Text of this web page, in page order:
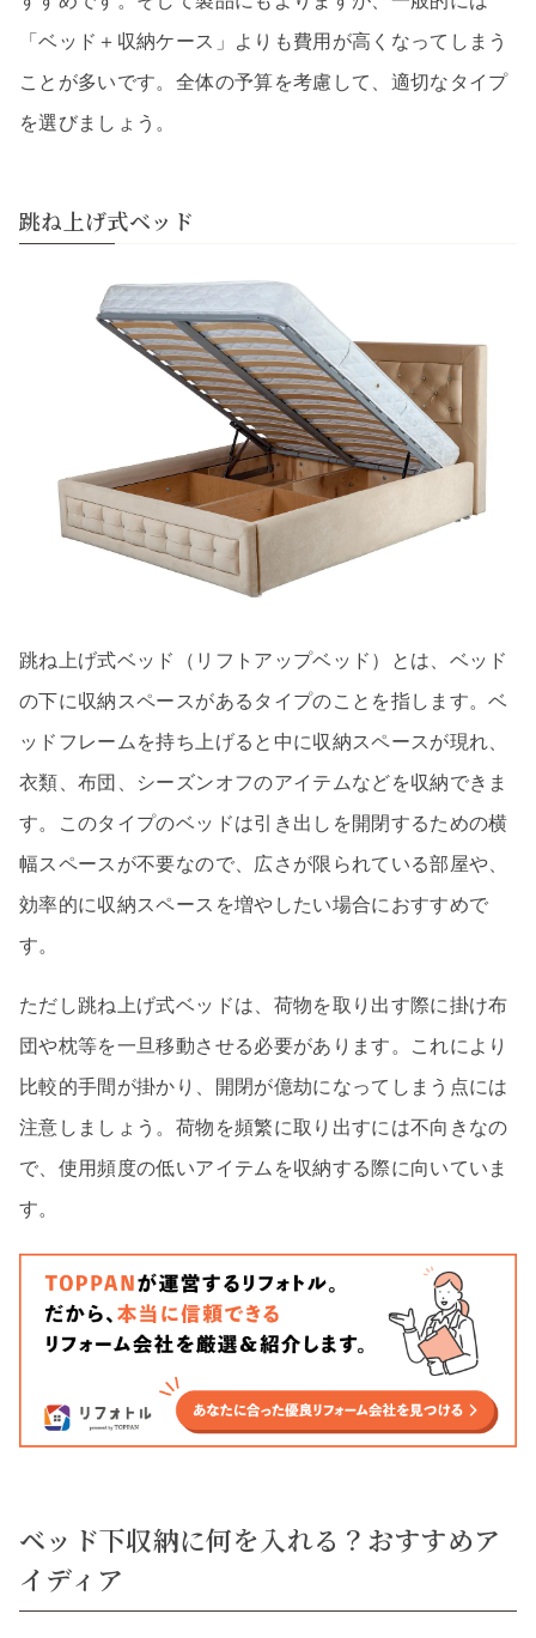
「ベッド＋収納ケース」よりも費用が高くなってしまう
ことが多いです。全体の予算を考慮して、適切なタイプ
を選びましょう。
跳ね上げ式ベッド
跳ね上げ式ベッド（リフトアップベッド）とは、ベッド
の下に収納スペースがあるタイプのことを指します。ベ
ッドフレームを持ち上げると中に収納スペースが現れ、
衣類、布団、シーズンオフのアイテムなどを収納できま
す。このタイプのベッドは引き出しを開閉するための横
幅スペースが不要なので、広さが限られている部屋や、
効率的に収納スペースを増やしたい場合におすすめで
す。
ただし跳ね上げ式ベッドは、荷物を取り出す際に掛け布
団や枕等を一旦移動させる必要があります。これにより
比較的手間が掛かり、開閉が億劫になってしまう点には
注意しましょう。荷物を頻繁に取り出すには不向きなの
で、使用頻度の低いアイテムを収納する際に向いていま
す。
ベッド下収納に何を入れる？おすすめア
イディア